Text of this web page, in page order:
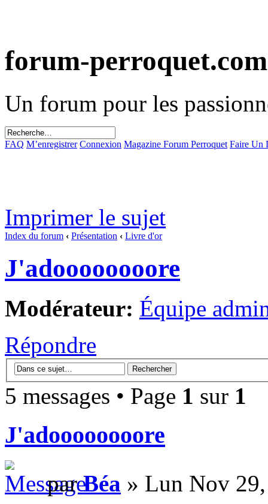
forum-perroquet.com
Un forum pour les
FAQ M’enregistrer Connexion Magazine Forum Perroquet Faire Un
Imprimer le sujet
Index du forum ‹ Présentation ‹ Livre d'or
J'adoooooooore
Modérateur: Équipe
Répondre
5 messages • Page 1 sur 1
J'adoooooooore
parBéa » Lun Nov